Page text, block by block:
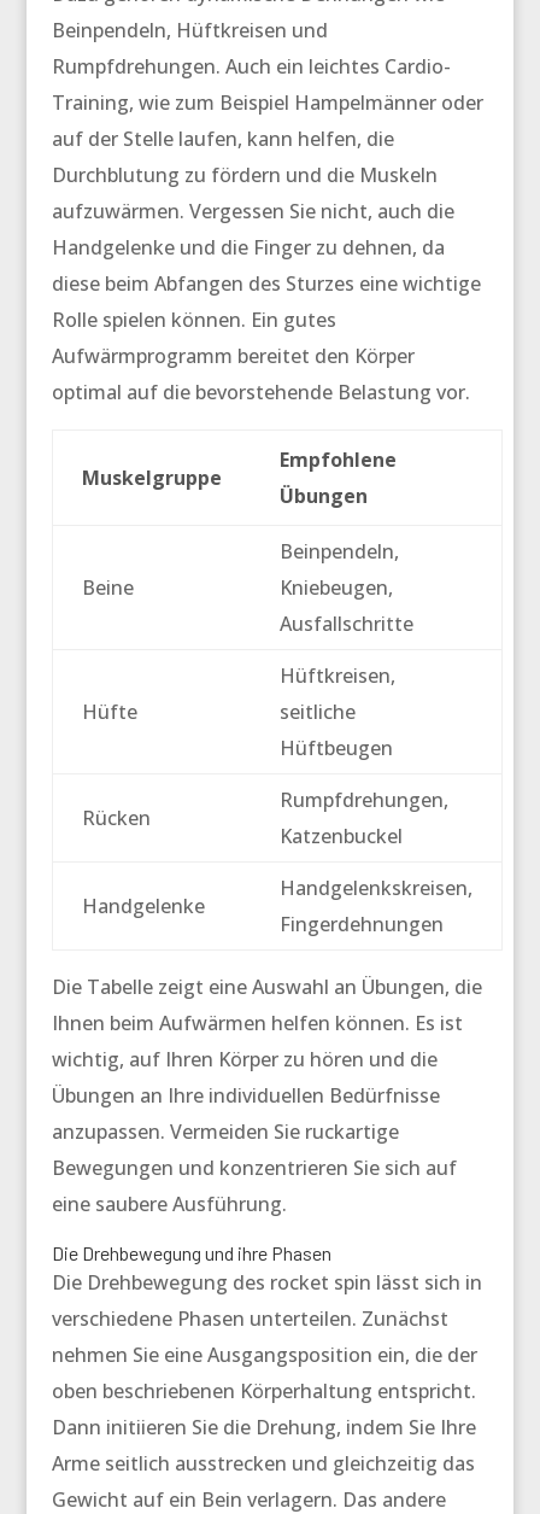
Beinpendeln, Hüftkreisen und
Rumpfdrehungen. Auch ein leichtes Cardio-
Training, wie zum Beispiel Hampelmänner oder
auf der Stelle laufen, kann helfen, die
Durchblutung zu fördern und die Muskeln
aufzuwärmen. Vergessen Sie nicht, auch die
Handgelenke und die Finger zu dehnen, da
diese beim Abfangen des Sturzes eine wichtige
Rolle spielen können. Ein gutes
Aufwärmprogramm bereitet den Körper
optimal auf die bevorstehende Belastung vor.
Muskelgruppe
Empfohlene
Übungen
Beine
Beinpendeln,
Kniebeugen,
Ausfallschritte
Hüfte
Hüftkreisen,
seitliche
Hüftbeugen
Rücken
Rumpfdrehungen,
Katzenbuckel
Handgelenke
Handgelenkskreisen,
Fingerdehnungen
Die Tabelle zeigt eine Auswahl an Übungen, die
Ihnen beim Aufwärmen helfen können. Es ist
wichtig, auf Ihren Körper zu hören und die
Übungen an Ihre individuellen Bedürfnisse
anzupassen. Vermeiden Sie ruckartige
Bewegungen und konzentrieren Sie sich auf
eine saubere Ausführung.
Die Drehbewegung und ihre Phasen
Die Drehbewegung des rocket spin lässt sich in
verschiedene Phasen unterteilen. Zunächst
nehmen Sie eine Ausgangsposition ein, die der
oben beschriebenen Körperhaltung entspricht.
Dann initiieren Sie die Drehung, indem Sie Ihre
Arme seitlich ausstrecken und gleichzeitig das
Gewicht auf ein Bein verlagern. Das andere